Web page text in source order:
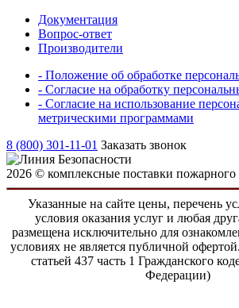
Документация
Вопрос-ответ
Производители
- Положение об обработке
- Согласие на обработку
- Согласие на использование
метрическими программами
8 (800) 301-11-01 Заказать звонок
2026 © комплексные поставки пожарного
Указанные на сайте цены, перечень
условия оказания услуг и любая
размещена исключительно для
условиях не является публичной
статьей 437 часть 1 Гражданского
Федерации)